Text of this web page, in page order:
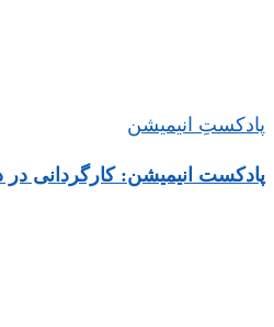
پادکستِ انیمیشن
پادکست انیمیشن: کارگردانی